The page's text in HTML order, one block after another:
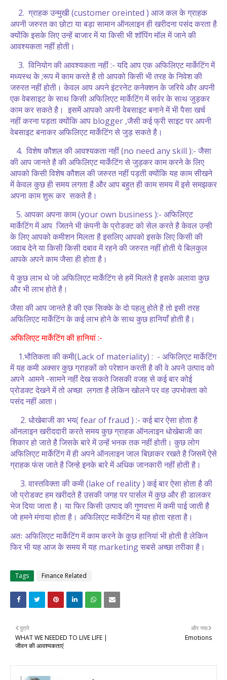
2. ग्राहक उन्मुखी (customer oreinted ) आज कल के ग्राहक
अपनी जरुरत का छोटा या बड़ा सामान ऑनलाइन ही खरीदना पसंद करता है
क्योंकि इसके लिए उन्हें बाजार में या किसी भी शॉपिंग मॉल में जाने की
आवश्यकता नहीं होती।
3. विनियोग की आवश्यकता नहीं :- यदि आप एक अफिलिएट मार्केटिंग में
मध्यस्थ के ;रूप में काम करते है तो आपको किसी भी तरह के निवेश की
जरुरत नहीं होती। केवल आप अपने इंटरनेट कनेक्शन के जरिये और अपनी
एक वेबसाइट के साथ किसी अफिलिएट मार्केटिंग में सर्वर के साथ जुड़कर
काम कर सकते है। इसमें आपको अपनी वेबसाइट बनाने में भी पैसा खर्च
नहीं करना पड़ता क्योंकि आप blogger ,जैसी कई फ्री साइट पर अपनी
वेबसाइट बनाकर अफिलिएट मार्केटिंग से जुड़ सकते है।
4. विशेष कौशल की आवश्यकता नहीं (no need any skill ):- जैसा
की आप जानते है की अफिलिएट मार्केटिंग से जुड़कर काम करने के लिए
आपको किसी विशेष कौशल की जरुरत नहीं पड़ती क्योंकि यह काम सीखने
में केवल कुछ ही समय लगता है और आप बहुत ही काम समय में इसे समझकर
अपना काम शुरू कर सकते है।
5. आपका अपना काम (your own business ):- अफिलिएट
मार्केटिंग में आप जितने भी कंपनी के प्रोडक्ट को सेल करते है केवल उन्ही
के लिए आपको कमीशन मिलता है इसलिए आपको इसके लिए किसी की
जवाब देने या किसी किसी दबाव में रहने की जरुरत नहीं होती ये बिलकुल
आपके अपने काम जैसा ही होता है।
ये कुछ लाभ थे जो अफिलिएट मार्केटिंग से हमें मिलते है इसके अलावा कुछ
और भी लाभ होते है।
जैसा की आप जानते है की एक सिक्के के दो पहलु होते है तो इसी तरह
अफिलिएट मार्केटिंग के कई लाभ होने के साथ कुछ हानियाँ होती है।
अफिलिएट मार्केटिंग की हानियां :-
1.भौतिकता की कमी(Lack of materiality) : - अफिलिएट मार्केटिंग
में यह कमी अक्सर कुछ ग्राहकों को परेशान करती है की वे अपने उत्पाद को
अपने आमने -सामने नहीं देख सकते जिसकी वजह से कई बार कोई
प्रोडक्ट देखने में तो अच्छा लगता है लेकिन खोलने पर वह उपभोक्ता को
पसंद नहीं आता।
2. धोखेबाजी का भय( fear of fraud ) :- कई बार ऐसा होता है
ऑनलाइन खरीददारी करते समय कुछ ग्राहक ऑनलाइन धोखेबाजी का
शिकार हो जाते है जिसके बारे में उन्हें भनक तक नहीं होती। कुछ लोग
अफिलिएट मार्केटिंग में ही अपने ऑनलाइन जाल बिछाकर रखते है जिसमें ऐसे
ग्राहक फंस जाते है जिन्हे इनके बारे में अधिक जानकारी नहीं होती है।
3. वास्तविक्ता की कमी (lake of reality ) कई बार ऐसा होता है की
जो प्रोडक्ट हम खरीदते है उसकी जगह पर पार्सल में कुछ और ही डालकर
भेज दिया जाता है। या फिर किसी उत्पाद की गुणवत्ता में कमी पाई जाती है
जो हमने मंगाया होता है। अफिलिएट मार्केटिंग में यह होता रहता है।
अतः अफिलिएट मार्केटिंग में काम करने के कुछ हानियां भी होती है लेकिन
फिर भी यह आज के समय में यह marketing सबसे अच्छा तरीका है।
Tags Finance Related
और नया
Emotions
पुराने
WHAT WE NEEDED TO LIVE LIFE |
जीवन की आवश्यकताएं